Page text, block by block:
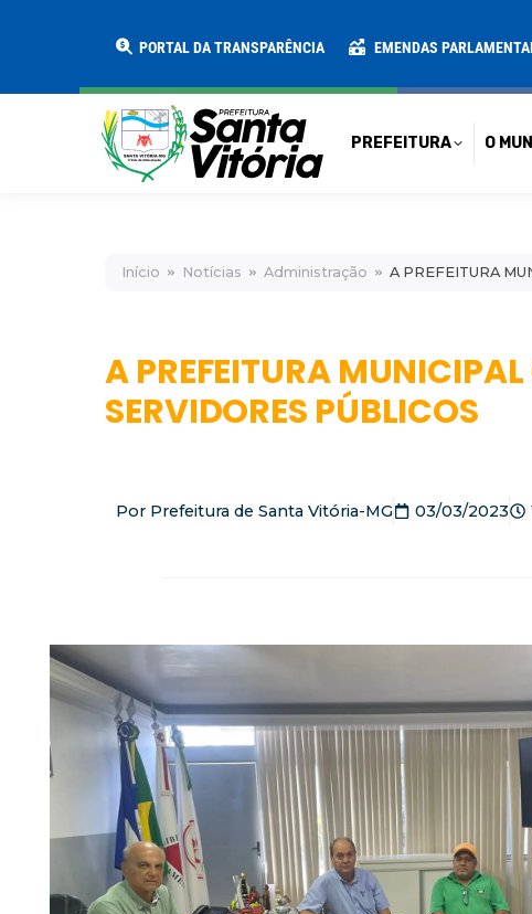
PORTAL DA TRANSPARÊNCIA EMENDAS
PREFEITURA O
Início Notícias Administração A PREFEITURA
A PREFEITURA
SERVIDORES PÚBLICOS
Por Prefeitura de Santa Vitória-MG 03/03/2023